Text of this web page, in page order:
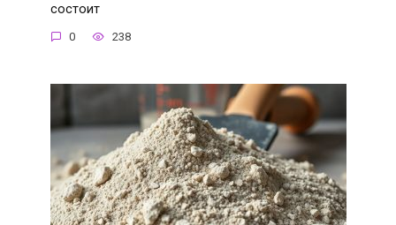
состоит
0 238